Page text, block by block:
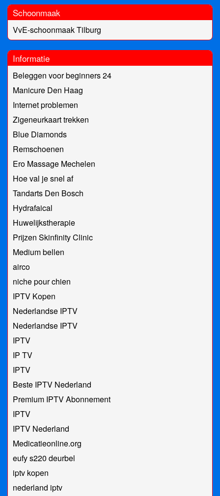
Schoonmaak
VvE-schoonmaak Tilburg
Informatie
Beleggen voor beginners 24
Manicure Den Haag
Internet problemen
Zigeneurkaart trekken
Blue Diamonds
Remschoenen
Ero Massage Mechelen
Hoe val je snel af
Tandarts Den Bosch
Hydrafaical
Huwelijkstherapie
Prijzen Skinfinity Clinic
Medium bellen
airco
niche pour chien
IPTV Kopen
Nederlandse IPTV
Nederlandse IPTV
IPTV
IP TV
IPTV
Beste IPTV Nederland
Premium IPTV Abonnement
IPTV
IPTV Nederland
Medicatieonline.org
eufy s220 deurbel
iptv kopen
nederland iptv